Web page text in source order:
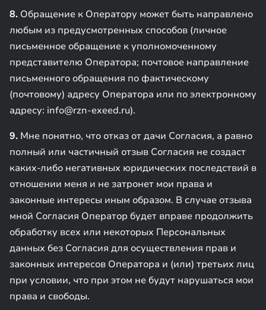
8. Обращение к Оператору может быть направлено
любым из предусмотренных способов (личное
письменное обращение к уполномоченному
представителю Оператора; почтовое направление
письменного обращения по фактическому
(почтовому) адресу Оператора или по электронному
адресу: info@rzn-exeed.ru).
9. Мне понятно, что отказ от дачи Согласия, а равно
полный или частичный отзыв Согласия не создаст
каких-либо негативных юридических последствий в
отношении меня и не затронет мои права и
законные интересы иным образом. В случае отзыва
мной Согласия Оператор будет вправе продолжить
обработку всех или некоторых Персональных
данных без Согласия для осуществления прав и
законных интересов Оператора и (или) третьих лиц
при условии, что при этом не будут нарушаться мои
права и свободы.